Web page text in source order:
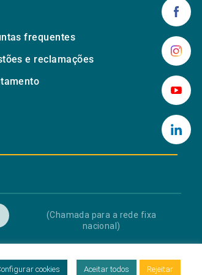
frequentes
e reclamações
(Chamada para a rede fixa
nacional)
Dados
Livro de Reclamações
cookies Aceitar todos Rejeitar